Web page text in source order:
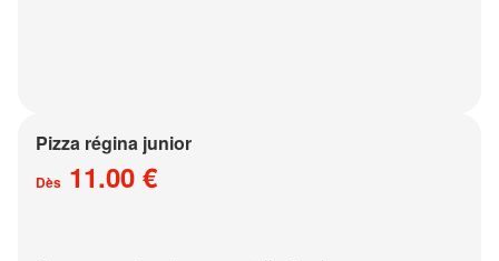
Pizza régina junior
Dès 11.00 €